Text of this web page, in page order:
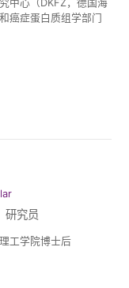
中心（DKFZ，德国海
癌症蛋白质组学部门
研究员
工学院博士后